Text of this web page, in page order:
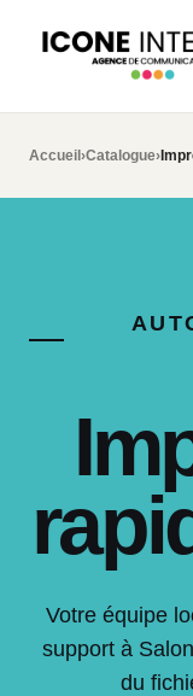
Accueil ›Catalogue›
Votre équipe
support à
du